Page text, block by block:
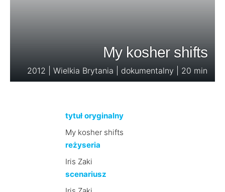
My kosher shifts
2012 | Wielkia Brytania | dokumentalny | 20 min
tytuł oryginalny
My kosher shifts
reżyseria
Iris Zaki
scenariusz